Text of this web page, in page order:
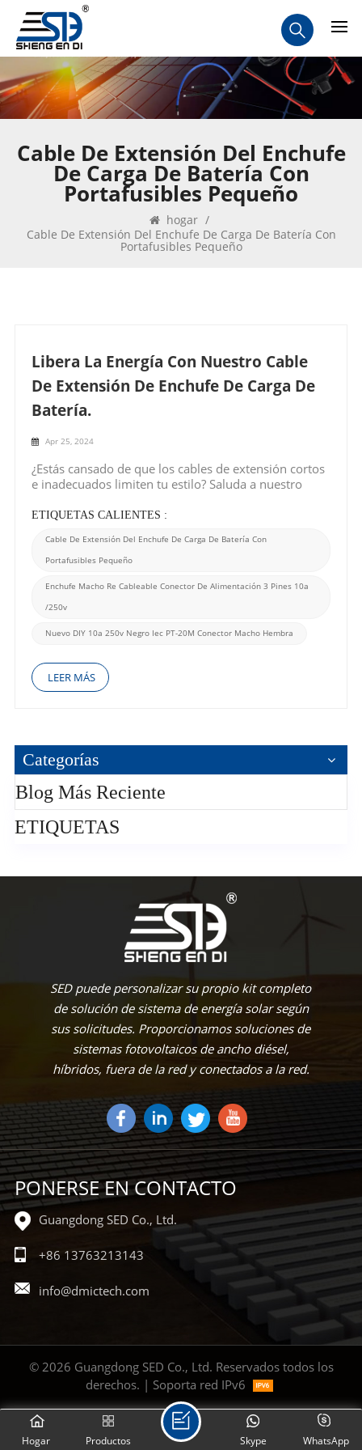
Cable De Extensión Del Enchufe
De Carga De Batería Con
Portafusibles Pequeño
hogar /
Cable De Extensión Del Enchufe De Carga De Batería Con
Portafusibles Pequeño
Libera La Energía Con Nuestro Cable
De Extensión De Enchufe De Carga De
Batería.
Apr 25, 2024
¿Estás cansado de que los cables de extensión cortos
e inadecuados limiten tu estilo? Saluda a nuestro
con un pequeño portafusibles! No es un cable
seguridad y la energía ininterrumpida para todas
sus...
ETIQUETAS CALIENTES :
Cable De Extensión Del Enchufe De Carga De Batería Con
Portafusibles Pequeño
Enchufe Macho Re Cableable Conector De Alimentación 3 Pines 10a
/250v
Nuevo DIY 10a 250v Negro Iec PT-20M Conector Macho Hembra
LEER MÁS
Categorías
Blog Más Reciente
ETIQUETAS
SED puede personalizar su propio kit completo
de solución de sistema de energía solar según
sus solicitudes. Proporcionamos soluciones de
sistemas fotovoltaicos de ancho diésel,
híbridos, fuera de la red y conectados a la red.
PONERSE EN CONTACTO
Guangdong SED Co., Ltd.
+86 13763213143
info@dmictech.com
© 2026 Guangdong SED Co., Ltd. Reservados todos los
derechos. | Soporta red IPv6
Hogar Productos WhatsApp
Skype